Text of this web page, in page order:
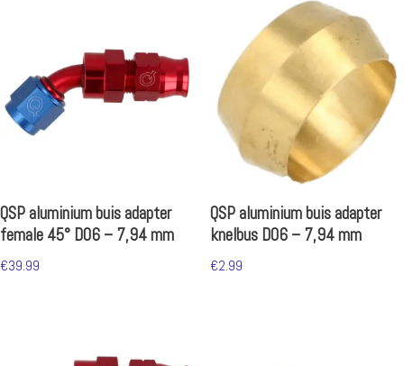
QSP aluminium buis adapter
female 45° D06 – 7,94 mm
€39.99
QSP aluminium buis adapter
knelbus D06 – 7,94 mm
€2.99